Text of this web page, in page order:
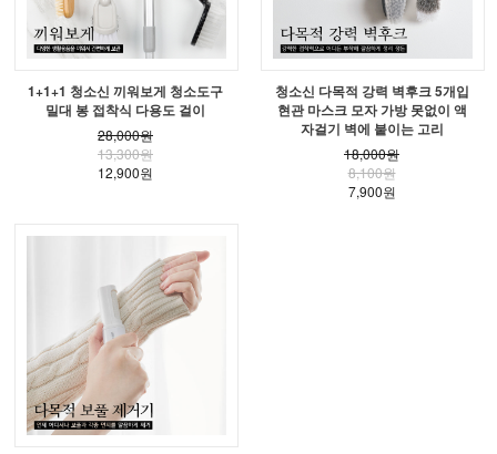
1+1+1 청소신 끼워보게 청소도구
밀대 봉 접착식 다용도 걸이
28,000원
13,300원
12,900원
청소신 다목적 강력 벽후크 5개입
현관 마스크 모자 가방 못없이 액
자걸기 벽에 붙이는 고리
18,000원
8,100원
7,900원